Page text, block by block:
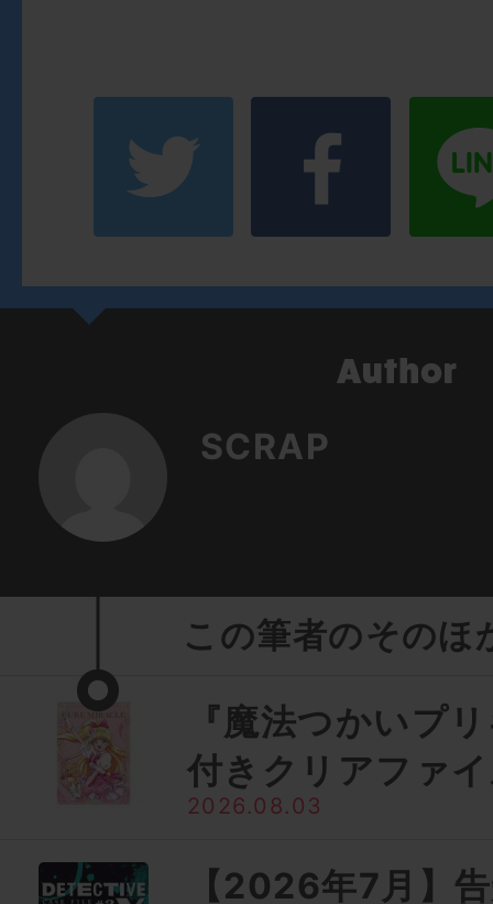
SCRAP
この筆者のそのほ
『魔法つかいプ
付きクリアファ
2026.08.03
【2026年7月】